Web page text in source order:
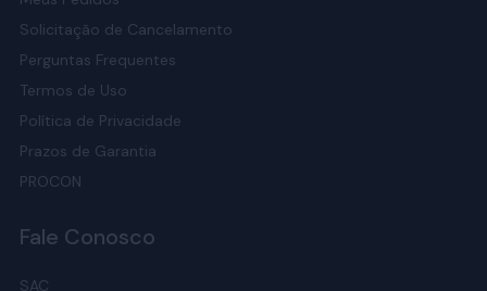
Solicitação de Cancelamento
Perguntas Frequentes
Termos de Uso
Política de Privacidade
Prazos de Garantia
PROCON
Fale Conosco
SAC